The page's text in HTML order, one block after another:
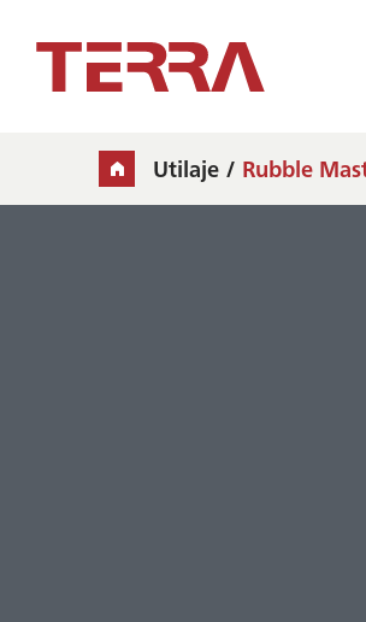
Utilaje Rubble